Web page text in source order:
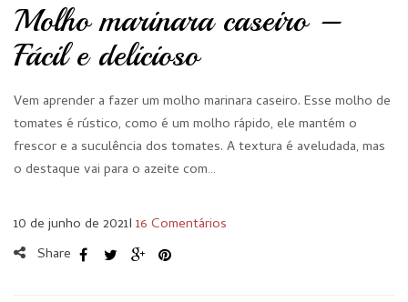
Molho marinara caseiro –
Fácil e delicioso
Vem aprender a fazer um molho marinara caseiro. Esse molho de
tomates é rústico, como é um molho rápido, ele mantém o
frescor e a suculência dos tomates. A textura é aveludada, mas
o destaque vai para o azeite com…
10 de junho de 2021I 16 Comentários
Share